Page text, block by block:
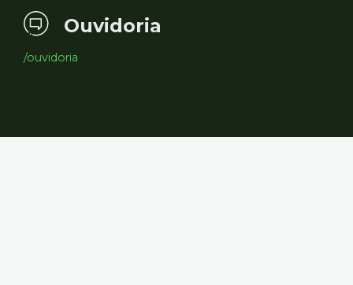
Ouvidoria
/ouvidoria